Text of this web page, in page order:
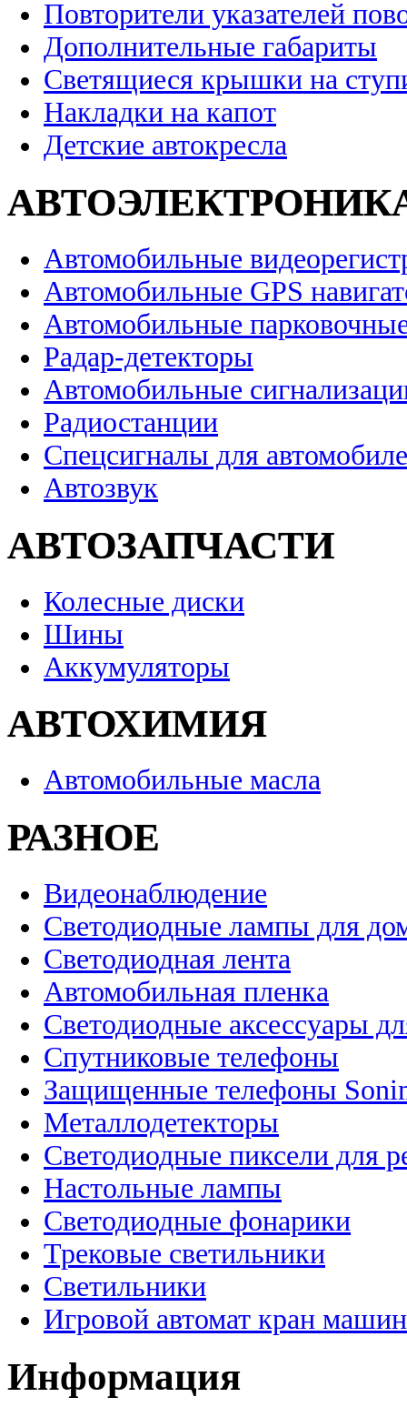
Повторители указателей
Дополнительные габариты
Светящиеся крышки на
Накладки на капот
Детские автокресла
Автомобильные
Автомобильные GPS
Автомобильные
Радар-детекторы
Автомобильные
Радиостанции
Спецсигналы для
Автозвук
АВТОЗАПЧАСТИ
Колесные диски
Шины
Аккумуляторы
АВТОХИМИЯ
Автомобильные масла
РАЗНОЕ
Видеонаблюдение
Светодиодные лампы для
Светодиодная лента
Автомобильная пленка
Светодиодные аксессуары
Спутниковые телефоны
Защищенные телефоны
Металлодетекторы
Светодиодные пиксели для
Настольные лампы
Светодиодные фонарики
Трековые светильники
Светильники
Игровой автомат кран
Информация